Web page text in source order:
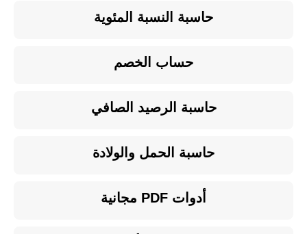
حاسبة النسبة المئوية
حساب الخصم
حاسبة الرصيد الصافي
حاسبة الحمل والولادة
أدوات PDF مجانية